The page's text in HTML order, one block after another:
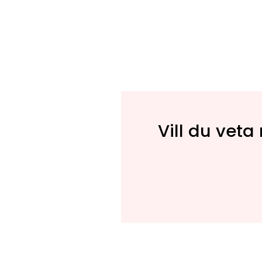
Vill du veta